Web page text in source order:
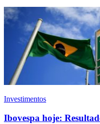
Investimentos
Ibovespa hoje: